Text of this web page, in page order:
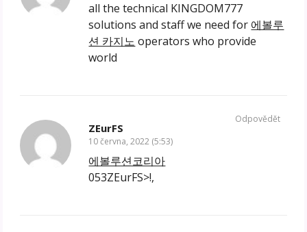
all the technical KINGDOM777
solutions and staff we need for 에볼루
션 카지노 operators who provide
world
ZEurFS
10 června, 2022 (5:53)
에볼루션코리아
053ZEurFS>!,
Odpovědět